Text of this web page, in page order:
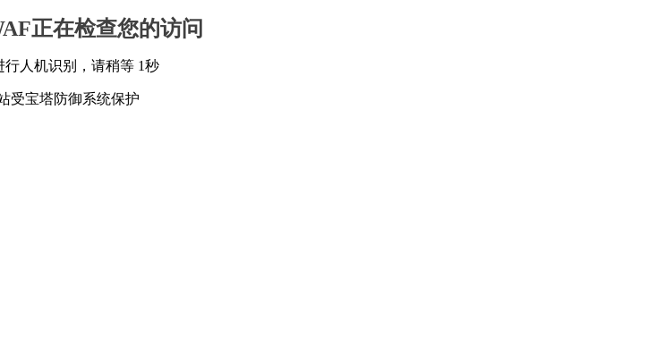
正在检查您的访问
行人机识别，请稍等 1秒
受宝塔防御系统保护